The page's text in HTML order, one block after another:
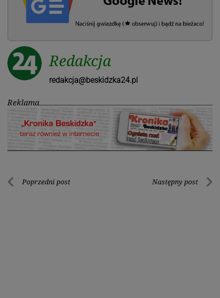
Redakcja
redakcja@beskidzka24.pl
Reklama
Nawigacja
Poprzedni post Następny post